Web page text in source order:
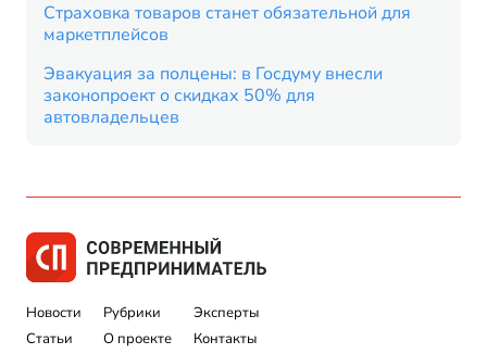
Страховка товаров станет обязательной для
маркетплейсов
Эвакуация за полцены: в Госдуму внесли
законопроект о скидках 50% для
автовладельцев
Новости
Статьи
Рубрики
О проекте
Эксперты
Контакты